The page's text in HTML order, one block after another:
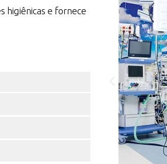
higiênicas e fornece